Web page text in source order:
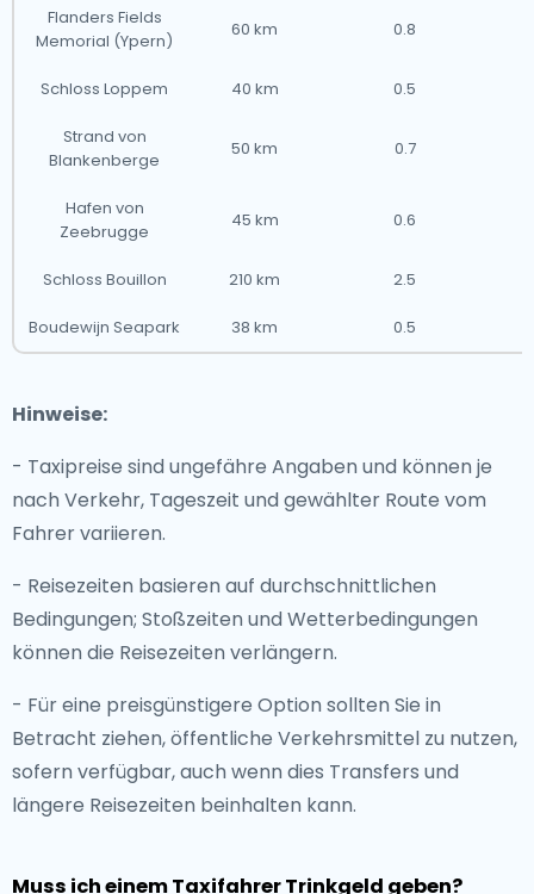
Flanders Fields
Memorial (Ypern)
60 km 0.8
Schloss Loppem 40 km 0.5
Strand von
Blankenberge
50 km 0.7
Hafen von
Zeebrugge
45 km 0.6
Schloss Bouillon 210 km 2.5
Boudewijn Seapark 38 km 0.5
Hinweise:
- Taxipreise sind ungefähre Angaben und können je
nach Verkehr, Tageszeit und gewählter Route vom
Fahrer variieren.
- Reisezeiten basieren auf durchschnittlichen
Bedingungen; Stoßzeiten und Wetterbedingungen
können die Reisezeiten verlängern.
- Für eine preisgünstigere Option sollten Sie in
Betracht ziehen, öffentliche Verkehrsmittel zu nutzen,
sofern verfügbar, auch wenn dies Transfers und
längere Reisezeiten beinhalten kann.
Muss ich einem Taxifahrer Trinkgeld geben?